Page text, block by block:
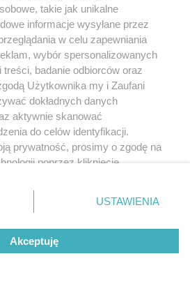
takie jak unikalne
informacje wysyłane przez
w celu zapewniania
wybór spersonalizowanych
badanie odbiorców oraz
Użytkownika my i Zaufani
dokładnych danych
aktywnie skanować
do celów identyfikacji.
prywatność, prosimy o zgodę na
poprzez kliknięcie
przycisk ustawień prywatności
dolnym rogu strony
nie wymagają zgody
prawo sprzeciwić się takiemu
będą miały zastosowanie tylko
USTAWIENIA
Akceptuję